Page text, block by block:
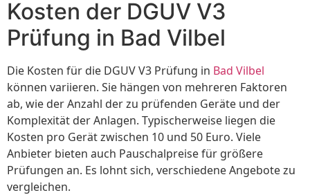
Kosten der DGUV V3
Prüfung in Bad Vilbel
Die Kosten für die DGUV V3 Prüfung in Bad Vilbel
können variieren. Sie hängen von mehreren Faktoren
ab, wie der Anzahl der zu prüfenden Geräte und der
Komplexität der Anlagen. Typischerweise liegen die
Kosten pro Gerät zwischen 10 und 50 Euro. Viele
Anbieter bieten auch Pauschalpreise für größere
Prüfungen an. Es lohnt sich, verschiedene Angebote zu
vergleichen.